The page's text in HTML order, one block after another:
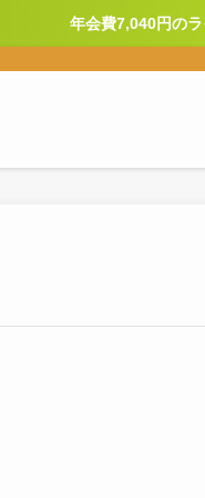
年会費7,040円のラ